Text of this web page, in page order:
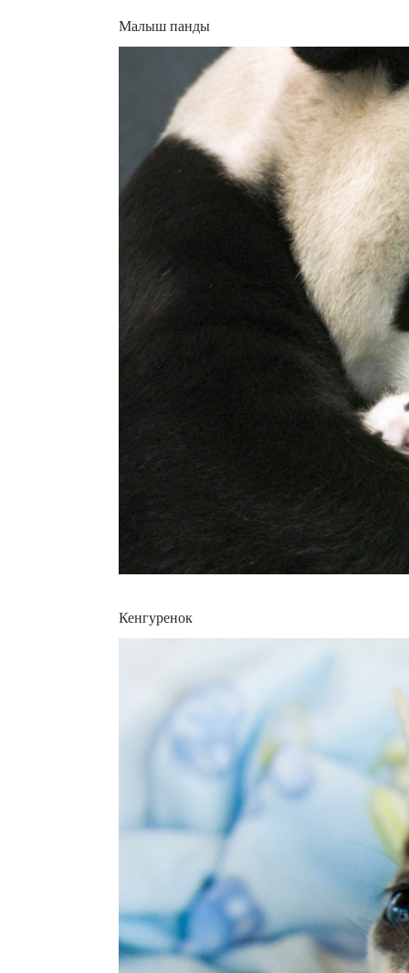
Малыш панды
Кенгуренок